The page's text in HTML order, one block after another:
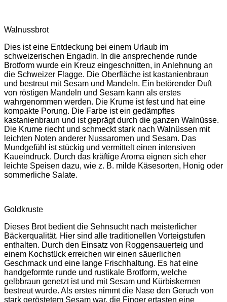
Walnussbrot
Dies ist eine Entdeckung bei einem Urlaub im
schweizerischen Engadin. In die ansprechende runde
Brotform wurde ein Kreuz eingeschnitten, in Anlehnung an
die Schweizer Flagge. Die Oberfläche ist kastanienbraun
und bestreut mit Sesam und Mandeln. Ein betörender Duft
von röstigen Mandeln und Sesam kann als erstes
wahrgenommen werden. Die Krume ist fest und hat eine
kompakte Porung. Die Farbe ist ein gedämpftes
kastanienbraun und ist geprägt durch die ganzen Walnüsse.
Die Krume riecht und schmeckt stark nach Walnüssen mit
leichten Noten anderer Nussaromen und Sesam. Das
Mundgefühl ist stückig und vermittelt einen intensiven
Kaueindruck. Durch das kräftige Aroma eignen sich eher
leichte Speisen dazu, wie z. B. milde Käsesorten, Honig oder
sommerliche Salate.
Goldkruste
Dieses Brot bedient die Sehnsucht nach meisterlicher
Bäckerqualität. Hier sind alle traditionellen Vorteigstufen
enthalten. Durch den Einsatz von Roggensauerteig und
einem Kochstück erreichen wir einen säuerlichen
Geschmack und eine lange Frischhaltung. Es hat eine
handgeformte runde und rustikale Brotform, welche
gelbbraun genetzt ist und mit Sesam und Kürbiskernen
bestreut wurde. Als erstes nimmt die Nase den Geruch von
stark geröstetem Sesam war, die Finger ertasten eine